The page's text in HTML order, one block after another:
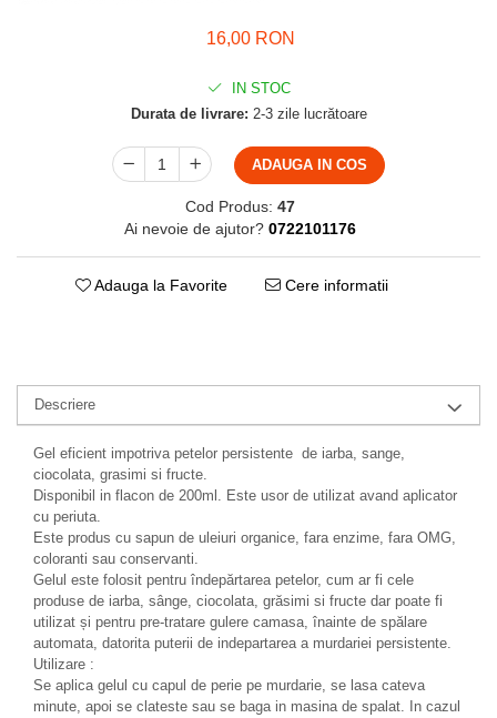
16,00 RON
IN STOC
Durata de livrare: 2-3 zile lucrătoare
ADAUGA IN COS
Cod Produs: 47
Ai nevoie de ajutor? 0722101176
Adauga la Favorite Cere informatii
Descriere
Gel eficient impotriva petelor persistente de iarba, sange,
ciocolata, grasimi si fructe.
Disponibil in flacon de 200ml. Este usor de utilizat avand aplicator
cu periuta.
Este produs cu sapun de uleiuri organice, fara enzime, fara OMG,
coloranti sau conservanti.
Gelul este folosit pentru îndepărtarea petelor, cum ar fi cele
produse de iarba, sânge, ciocolata, grăsimi si fructe dar poate fi
utilizat și pentru pre-tratare gulere camasa, înainte de spălare
automata, datorita puterii de indepartarea a murdariei persistente.
Utilizare :
Se aplica gelul cu capul de perie pe murdarie, se lasa cateva
minute, apoi se clateste sau se baga in masina de spalat. In cazul